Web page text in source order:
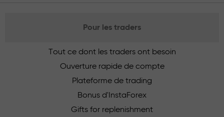
Pour les traders
Tout ce dont les traders ont besoin
Ouverture rapide de compte
Plateforme de trading
Bonus d'InstaForex
Gifts for replenishment